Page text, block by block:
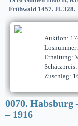
Auktion:
Erhaltung:
Zuschlag:
0070. Habsburg
– 1916